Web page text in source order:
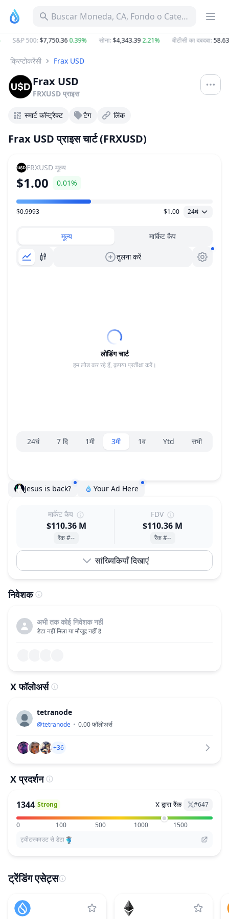
Buscar Moneda, CA, Fondo o Categoría
S&P 500:$7,750.360.39% सोना:$4,343.392.21% बीटीसी का दबदबा:
क्रिप्टोकरेंसी Frax USD
Frax USD
FRXUSD प्राइस
स्मार्ट कॉन्ट्रैक्ट टैग लिंक
Frax USD प्राइस चार्ट (FRXUSD)
FRXUSD मूल्य
$1.00 0.01%
मूल्य सीमा
$0.9993 $1.00 24घं
मूल्य मार्किट कैप
तुलना करें
लोडिंग चार्ट
हम लोड कर रहे हैं, कृपया प्रतीक्षा करें।
रेंज चयनकर्ता।
24घं 7 दि 1मी 3मी 1व Ytd सभी
Jesus is back? Your Ad Here
मार्केट कैप
$110.36 M
रैंक #--
FDV
$110.36 M
रैंक #--
सांख्यिकियाँ दिखाएं
निवेशक
अभी तक कोई निवेशक नहीं
डेटा नहीं मिला या मौजूद नहीं है
X फॉलोअर्स
tetranode
@tetranode 0.00फॉलोअर्स
+36
X प्रदर्शन
1344 Strong X द्वारा रैंक #647
0 100 500 1000
1500
ट्वीटस्काउट से डेटा
ट्रेंडिंग एसेट्स